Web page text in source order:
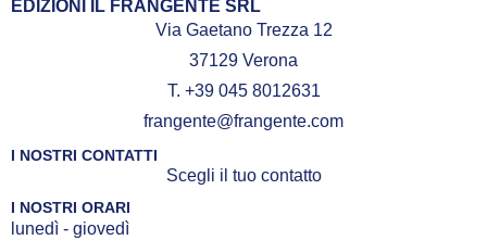
EDIZIONI IL FRANGENTE SRL
Via Gaetano Trezza 12
37129 Verona
T. +39 045 8012631
frangente@frangente.com
I NOSTRI CONTATTI
Scegli il tuo contatto
I NOSTRI ORARI
lunedì - giovedì